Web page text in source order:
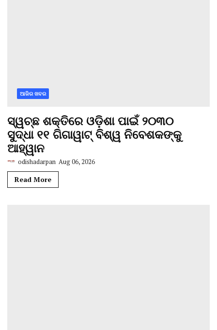
ଆଜିର ଖବର
ସ୍ୱଚ୍ଛ ଶକ୍ତିରେ ଓଡ଼ିଶା ପାଇଁ ୨୦୩୦
ସୁଦ୍ଧା ୧୧ ଗିଗାୱାଟ୍ ବିଶ୍ୱ ନିବେଶକଙ୍କୁ
ଆହ୍ୱାନ
odishadarpan Aug 06, 2026
Read More